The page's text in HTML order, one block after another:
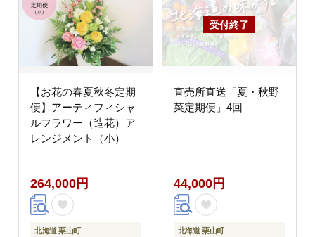
【お花の春夏秋冬定期
便】アーティフィシャ
ルフラワー（造花）ア
レンジメント（小）
264,000円
北海道 栗山町
直売所直送「夏・秋野
菜定期便」4回
44,000円
北海道 栗山町